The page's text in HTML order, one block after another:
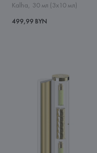
Kalha, 30 мл (3x10 мл)
499,99 BYN